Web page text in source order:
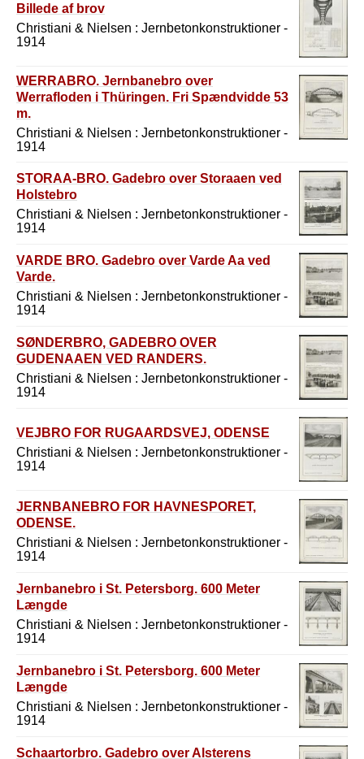
Billede af brov
Christiani & Nielsen : Jernbetonkonstruktioner -
1914
WERRABRO. Jernbanebro over
Werrafloden i Thüringen. Fri Spændvidde 53
m.
Christiani & Nielsen : Jernbetonkonstruktioner -
1914
STORAA-BRO. Gadebro over Storaaen ved
Holstebro
Christiani & Nielsen : Jernbetonkonstruktioner -
1914
VARDE BRO. Gadebro over Varde Aa ved
Varde.
Christiani & Nielsen : Jernbetonkonstruktioner -
1914
SØNDERBRO, GADEBRO OVER
GUDENAAEN VED RANDERS.
Christiani & Nielsen : Jernbetonkonstruktioner -
1914
VEJBRO FOR RUGAARDSVEJ, ODENSE
Christiani & Nielsen : Jernbetonkonstruktioner -
1914
JERNBANEBRO FOR HAVNESPORET,
ODENSE.
Christiani & Nielsen : Jernbetonkonstruktioner -
1914
Jernbanebro i St. Petersborg. 600 Meter
Længde
Christiani & Nielsen : Jernbetonkonstruktioner -
1914
Jernbanebro i St. Petersborg. 600 Meter
Længde
Christiani & Nielsen : Jernbetonkonstruktioner -
1914
Schaartorbro. Gadebro over Alsterens